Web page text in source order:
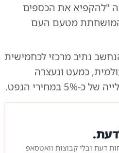
"להקפיא את הכספים
המושחתת מטעם העם
נתיב מרכזי לכחמישית
כמעט ונעצרה
במחירי הנפט.
דעת ובלי קבוצות וואטסאפ